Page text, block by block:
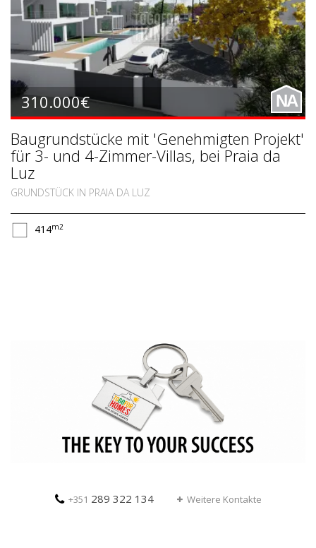
310.000€ NA
Baugrundstücke mit 'Genehmigten Projekt'
für 3- und 4-Zimmer-Villas, bei Praia da
Luz
GRUNDSTÜCK IN PRAIA DA LUZ
414m2
+351 289 322 134 Weitere Kontakte